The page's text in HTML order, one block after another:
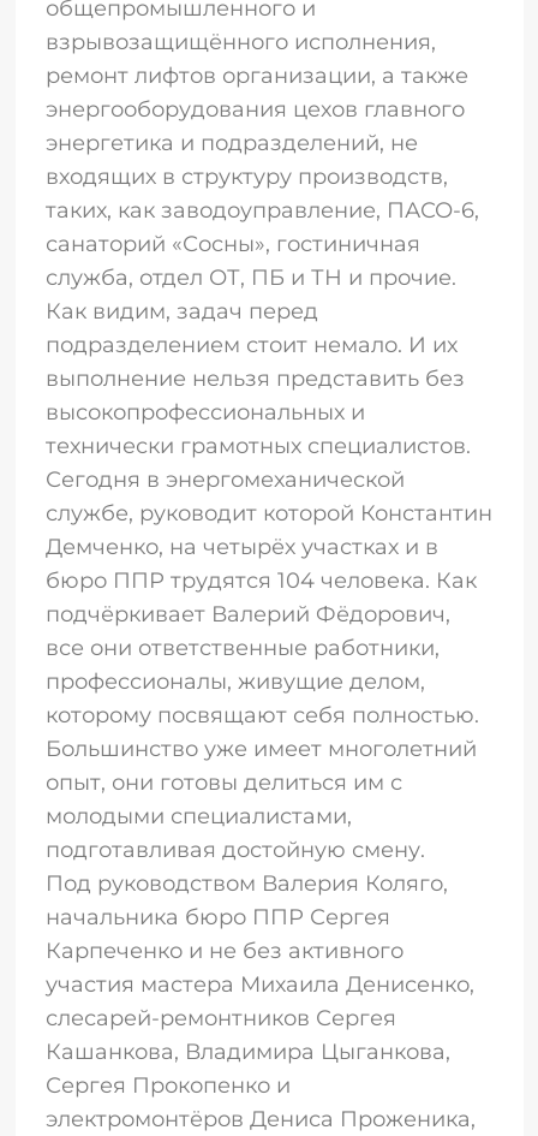
общепромышленного и
взрывозащищённого исполнения,
ремонт лифтов организации, а также
энергооборудования цехов главного
энергетика и подразделений, не
входящих в структуру производств,
таких, как заводоуправление, ПАСО-6,
санаторий «Сосны», гостиничная
служба, отдел ОТ, ПБ и ТН и прочие.
Как видим, задач перед
подразделением стоит немало. И их
выполнение нельзя представить без
высокопрофессиональных и
технически грамотных специалистов.
Сегодня в энергомеханической
службе, руководит которой Константин
Демченко, на четырёх участках и в
бюро ППР трудятся 104 человека. Как
подчёркивает Валерий Фёдорович,
все они ответственные работники,
профессионалы, живущие делом,
которому посвящают себя полностью.
Большинство уже имеет многолетний
опыт, они готовы делиться им с
молодыми специалистами,
подготавливая достойную смену.
Под руководством Валерия Коляго,
начальника бюро ППР Сергея
Карпеченко и не без активного
участия мастера Михаила Денисенко,
слесарей-ремонтников Сергея
Кашанкова, Владимира Цыганкова,
Сергея Прокопенко и
электромонтёров Дениса Проженика,